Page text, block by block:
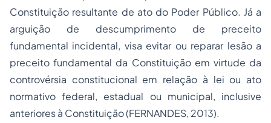
Constituição resultante de ato do Poder Público. Já a
arguição de descumprimento de preceito
fundamental incidental, visa evitar ou reparar lesão a
preceito fundamental da Constituição em virtude da
controvérsia constitucional em relação à lei ou ato
normativo federal, estadual ou municipal, inclusive
anteriores à Constituição (FERNANDES, 2013).